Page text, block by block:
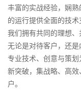
丰富的实战经验，娴
的运行提供全面的技术
我们拥有共同的理想、
无论是对待客户，还
专业技术、创意与策
新突破，集战略、高
户。